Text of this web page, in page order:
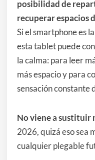
posibilidad de
recuperar espacios
Si el smartphone es
esta tablet puede
la calma: para leer
más espacio y para
sensación constante
No viene a sustituir
2026, quizá eso sea
cualquier plegable